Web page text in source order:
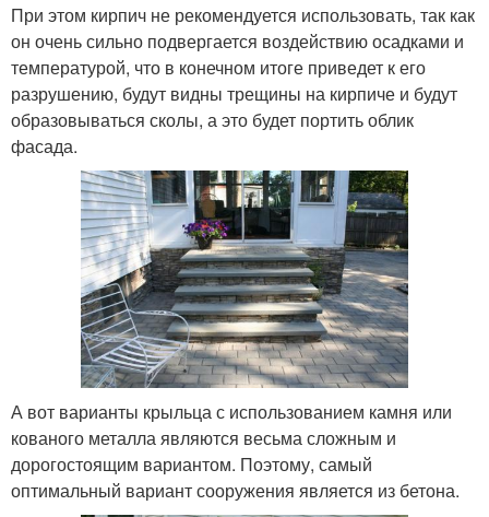
При этом кирпич не рекомендуется использовать, так как
он очень сильно подвергается воздействию осадками и
температурой, что в конечном итоге приведет к его
разрушению, будут видны трещины на кирпиче и будут
образовываться сколы, а это будет портить облик
фасада.
А вот варианты крыльца с использованием камня или
кованого металла являются весьма сложным и
дорогостоящим вариантом. Поэтому, самый
оптимальный вариант сооружения является из бетона.